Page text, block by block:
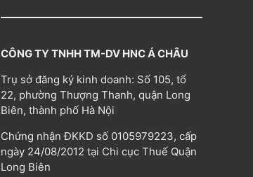
CÔNG TY TNHH TM-DV HNC Á CHÂU
Trụ sở đăng ký kinh doanh: Số 105, tổ
22, phường Thượng Thanh, quận Long
Biên, thành phố Hà Nội
Chứng nhận ĐKKD số 0105979223, cấp
ngày 24/08/2012 tại Chi cục Thuế Quận
Long Biên